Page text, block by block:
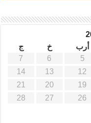
أرب خ
ج
5
6
7
12
13
14
19
20
21
26
27
28